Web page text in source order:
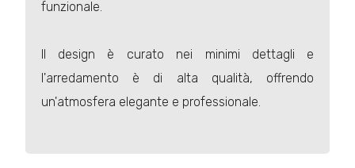
funzionale.
Il design è curato nei minimi dettagli e
l'arredamento è di alta qualità, offrendo
un'atmosfera elegante e professionale.